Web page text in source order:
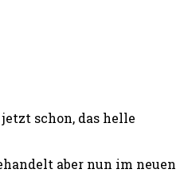
schon, das helle
aber nun im neuen